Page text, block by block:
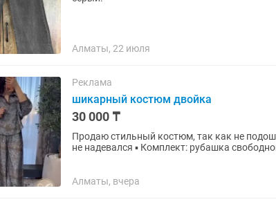
Алматы, 22 июля
Реклама
шикарный костюм двойка
30 000 ₸
Продаю стильный костюм, так как не подошёл размер. ▪️ Размер: 44 ▪️
не надевался ▪️ Комплект: рубашка
Алматы, вчера